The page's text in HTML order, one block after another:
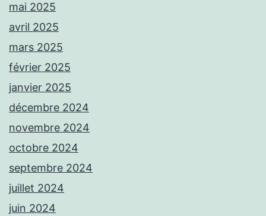
mai 2025
avril 2025
mars 2025
février 2025
janvier 2025
décembre 2024
novembre 2024
octobre 2024
septembre 2024
juillet 2024
juin 2024